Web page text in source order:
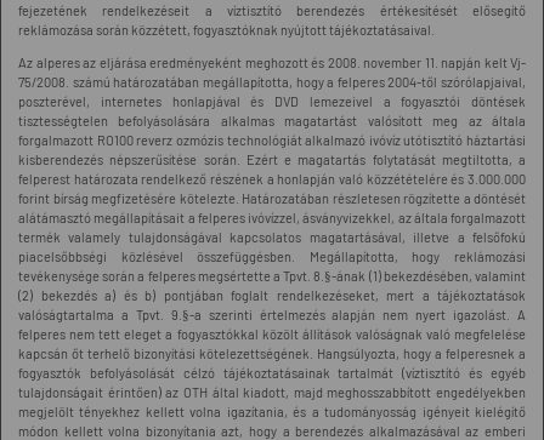
fejezetének rendelkezéseit a víztisztító berendezés értékesítését elősegítő
reklámozása során közzétett, fogyasztóknak nyújtott tájékoztatásaival.
Az alperes az eljárása eredményeként meghozott és 2008. november 11. napján kelt Vj-
75/2008. számú határozatában megállapította, hogy a felperes 2004-től szórólapjaival,
poszterével, internetes honlapjával és DVD lemezeivel a fogyasztói döntések
tisztességtelen befolyásolására alkalmas magatartást valósított meg az általa
forgalmazott RO100 reverz ozmózis technológiát alkalmazó ivóvíz utótisztító háztartási
kisberendezés népszerűsítése során. Ezért e magatartás folytatását megtiltotta, a
felperest határozata rendelkező részének a honlapján való közzétételére és 3.000.000
forint bírság megfizetésére kötelezte. Határozatában részletesen rögzítette a döntését
alátámasztó megállapításait a felperes ivóvízzel, ásványvizekkel, az általa forgalmazott
termék valamely tulajdonságával kapcsolatos magatartásával, illetve a felsőfokú
piacelsőbbségi közlésével összefüggésben. Megállapította, hogy reklámozási
tevékenysége során a felperes megsértette a Tpvt. 8.§-ának (1) bekezdésében, valamint
(2) bekezdés a) és b) pontjában foglalt rendelkezéseket, mert a tájékoztatások
valóságtartalma a Tpvt. 9.§-a szerinti értelmezés alapján nem nyert igazolást. A
felperes nem tett eleget a fogyasztókkal közölt állítások valóságnak való megfelelése
kapcsán őt terhelő bizonyítási kötelezettségének. Hangsúlyozta, hogy a felperesnek a
fogyasztók befolyásolását célzó tájékoztatásainak tartalmát (víztisztító és egyéb
tulajdonságait érintően) az OTH által kiadott, majd meghosszabbított engedélyekben
megjelölt tényekhez kellett volna igazítania, és a tudományosság igényeit kielégítő
módon kellett volna bizonyítania azt, hogy a berendezés alkalmazásával az emberi